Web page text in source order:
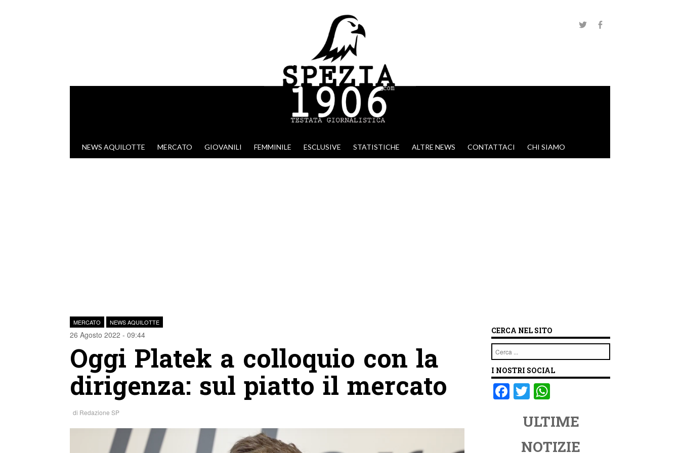
VAI AL CONTENUTO
NEWS AQUILOTTE MERCATO GIOVANILI FEMMINILE ESCLUSIVE STATISTICHE ALTRE NEWS CONTATTACI CHI SIAMO
MERCATO NEWS AQUILOTTE
26 Agosto 2022 - 09:44
Oggi Platek a colloquio con la
dirigenza: sul piatto il mercato
di Redazione SP
CERCA NEL SITO
Cerca
I NOSTRI SOCIAL
F T
tt
er
at
s
ULTIME
NOTIZIE